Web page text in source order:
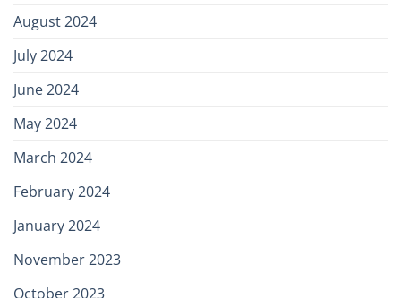
August 2024
July 2024
June 2024
May 2024
March 2024
February 2024
January 2024
November 2023
October 2023